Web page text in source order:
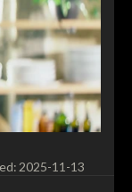
2025-11-13